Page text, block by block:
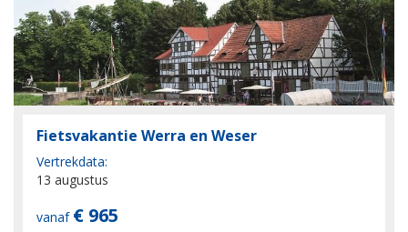
Fietsvakantie Werra en Weser
Vertrekdata:
13 augustus
vanaf € 965